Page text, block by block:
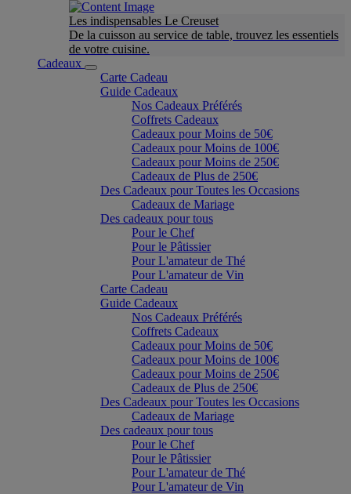
Les indispensables Le Creuset
De la cuisson au service de table, trouvez les essentiels
de votre cuisine.
Cadeaux
Carte Cadeau
Guide Cadeaux
Nos Cadeaux Préférés
Coffrets Cadeaux
Cadeaux pour Moins de 50€
Cadeaux pour Moins de 100€
Cadeaux pour Moins de 250€
Cadeaux de Plus de 250€
Des Cadeaux pour Toutes les Occasions
Cadeaux de Mariage
Des cadeaux pour tous
Pour le Chef
Pour le Pâtissier
Pour L'amateur de Thé
Pour L'amateur de Vin
Carte Cadeau
Guide Cadeaux
Nos Cadeaux Préférés
Coffrets Cadeaux
Cadeaux pour Moins de 50€
Cadeaux pour Moins de 100€
Cadeaux pour Moins de 250€
Cadeaux de Plus de 250€
Des Cadeaux pour Toutes les Occasions
Cadeaux de Mariage
Des cadeaux pour tous
Pour le Chef
Pour le Pâtissier
Pour L'amateur de Thé
Pour L'amateur de Vin